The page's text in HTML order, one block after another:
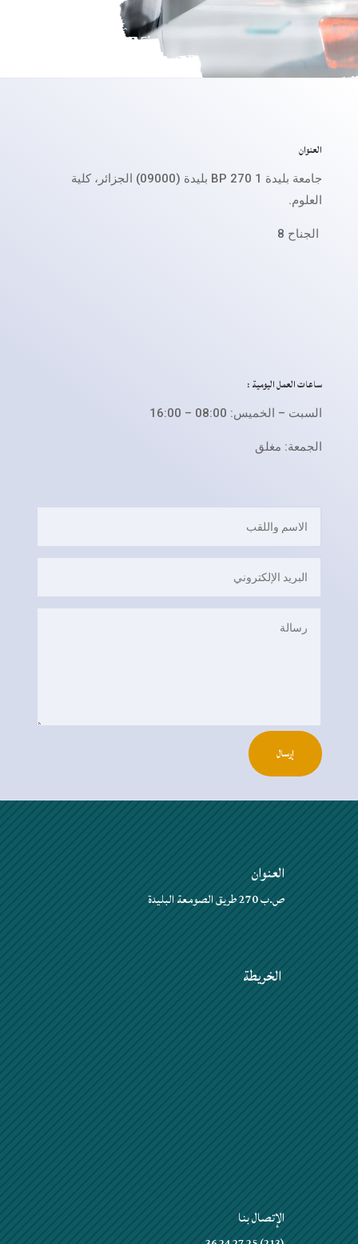
العنوان
جامعة بليدة 1 BP 270 بليدة (09000) الجزائر، كلية
العلوم.
الجناح 8
ساعات العمل اليومية :
السبت – الخميس: 08:00 – 16:00
الجمعة: مغلق
إرسال
العنوان
ص.ب 270 طريق الصومعة البليدة
الخريطة
الإتصال بنا